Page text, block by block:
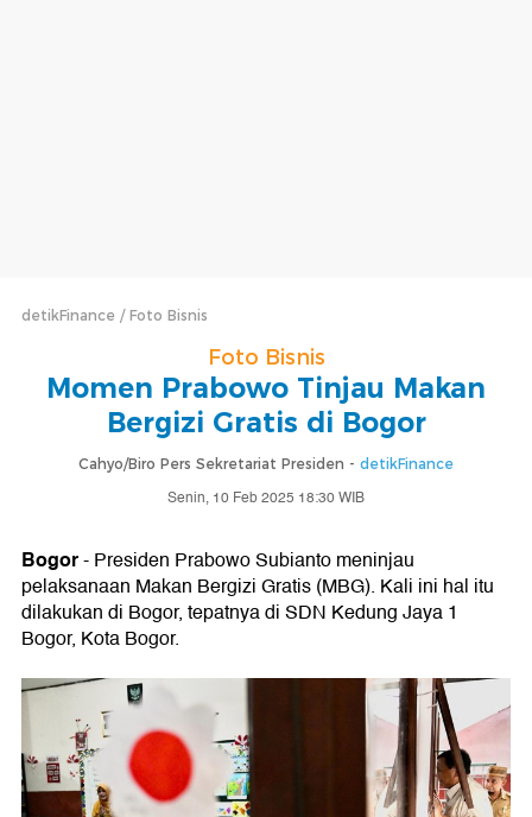
detikFinance Foto Bisnis
Foto Bisnis
Momen Prabowo Tinjau Makan
Bergizi Gratis di Bogor
Cahyo/Biro Pers Sekretariat Presiden - detikFinance
Senin, 10 Feb 2025 18:30 WIB
Bogor- Presiden Prabowo Subianto meninjau
pelaksanaan Makan Bergizi Gratis (MBG). Kali ini hal itu
dilakukan di Bogor, tepatnya di SDN Kedung Jaya 1
Bogor, Kota Bogor.